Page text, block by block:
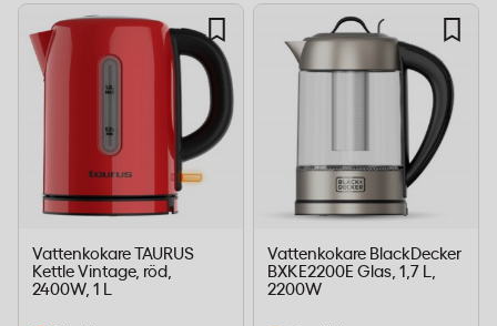
Vattenkokare TAURUS
Kettle Vintage, röd,
2400W, 1 L
Vattenkokare BlackDecker
BXKE2200E Glas, 1,7 L,
2200W